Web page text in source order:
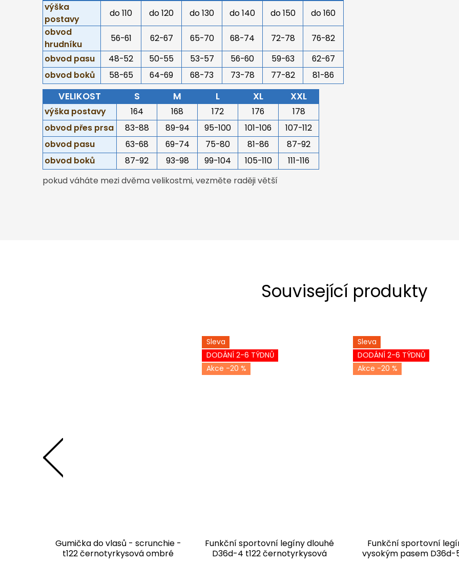
výška
postavy
do 110 do 120 do 130 do 140 do 150
do 160
obvod
hrudníku
56-61 62-67 65-70 68-74 72-78
76-82
obvod pasu
48-52 50-55 53-57 56-60 59-63
62-67
obvod boků
58-65 64-69 68-73 73-78 77-82 81-86
VELIKOST S M L XL XXL
výška postavy 164 168 172 176
178
obvod přes prsa
83-88 89-94 95-100 101-106
107-112
obvod pasu
63-68 69-74 75-80 81-86
87-92
obvod boků
87-92 93-98 99-104 105-110
111-116
pokud váháte mezi dvěma velikostmi, vezměte raději větší
Související produkty
Gumička do vlasů - scrunchie -
t122 černotyrkysová ombré
Sleva
DODÁNÍ 2-6 TÝDNŮ
-20 %
Funkční sportovní legíny dlouhé
D36d-4 t122 černotyrkysová
Sleva
DODÁNÍ 2-6 TÝDNŮ
-20 %
Funkční sportovní
vysokým pasem D36d-